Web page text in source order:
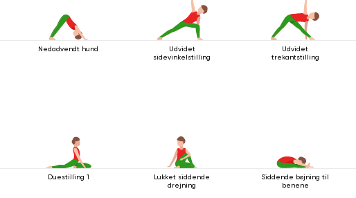
Nedadvendt hund
Udvidet
sidevinkelstilling
Udvidet
trekantstilling
Duestilling 1
Lukket siddende
drejning
Siddende bøjning til
benene